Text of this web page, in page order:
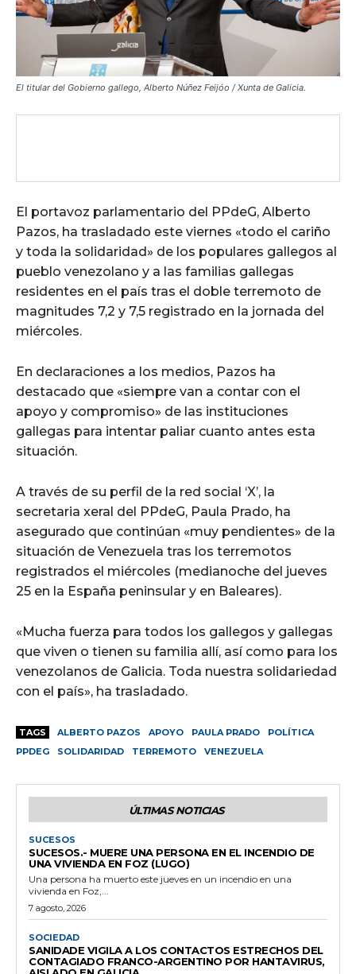
El titular del Gobierno gallego, Alberto Núñez Feijóo / Xunta de Galicia.
El portavoz parlamentario del PPdeG, Alberto
Pazos, ha trasladado este viernes «todo el cariño
y toda la solidaridad» de los populares gallegos al
pueblo venezolano y a las familias gallegas
residentes en el país tras el doble terremoto de
magnitudes 7,2 y 7,5 registrado en la jornada del
miércoles.
En declaraciones a los medios, Pazos ha
destacado que «siempre van a contar con el
apoyo y compromiso» de las instituciones
gallegas para intentar paliar cuanto antes esta
situación.
A través de su perfil de la red social ‘X’, la
secretaria xeral del PPdeG, Paula Prado, ha
asegurado que continúan «muy pendientes» de la
situación de Venezuela tras los terremotos
registrados el miércoles (medianoche del jueves
25 en la España peninsular y en Baleares).
«Mucha fuerza para todos los gallegos y gallegas
que viven o tienen su familia allí, así como para los
venezolanos de Galicia. Toda nuestra solidariedad
con el país», ha trasladado.
TAGS ALBERTO PAZOS APOYO PAULA PRADO
POLÍTICA
PPDEG
SOLIDARIDAD TERREMOTO VENEZUELA
ÚLTIMAS NOTICIAS
SUCESOS
SUCESOS.- MUERE UNA PERSONA EN EL INCENDIO DE
UNA VIVIENDA EN FOZ (LUGO)
Una persona ha muerto este jueves en un incendio en una
vivienda en Foz,...
7 agosto, 2026
SOCIEDAD
SANIDADE VIGILA A LOS CONTACTOS ESTRECHOS DEL
CONTAGIADO FRANCO-ARGENTINO POR HANTAVIRUS,